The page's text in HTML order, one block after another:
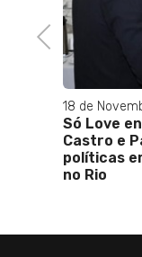
Previous
18 de
Só Love
Castro e
políticas
no Rio